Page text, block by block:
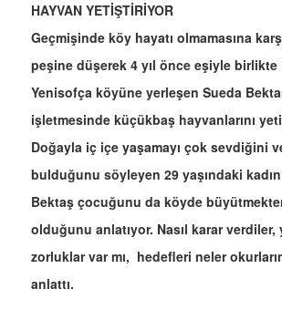
HAYVAN YETİŞTİRİYOR
Geçmişinde köy hayatı olmamasına
peşine düşerek 4 yıl önce eşiyle birlikte
Yenisofça köyüne yerleşen Sueda
işletmesinde küçükbaş hayvanlarını
Doğayla iç içe yaşamayı çok sevdiğini
bulduğunu söyleyen 29 yaşındaki
Bektaş çocuğunu da köyde
olduğunu anlatıyor. Nasıl karar verdiler,
zorluklar var mı, hedefleri neler
anlattı.